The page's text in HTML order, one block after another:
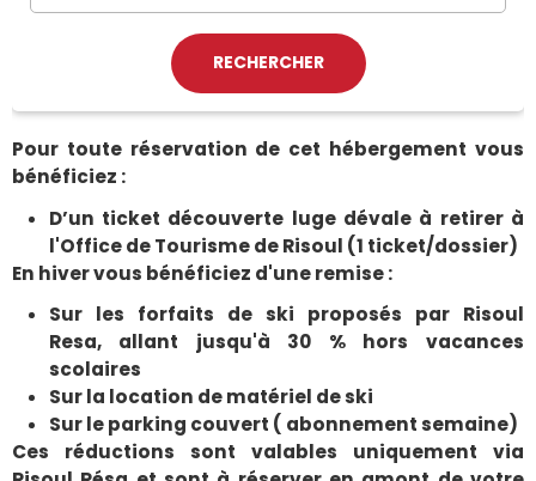
Pour toute réservation de cet hébergement vous
bénéficiez :
D’un ticket découverte luge dévale à retirer à
l'Office de Tourisme de Risoul (1 ticket/dossier)
En hiver vous bénéficiez d'une remise :
Sur les forfaits de ski proposés par Risoul
Resa, allant jusqu'à 30 % hors vacances
scolaires
Sur la location de matériel de ski
Sur le parking couvert ( abonnement semaine)
Ces réductions sont valables uniquement via